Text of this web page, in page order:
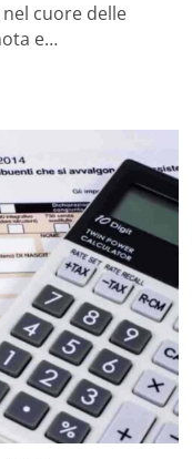
cuore delle
e…